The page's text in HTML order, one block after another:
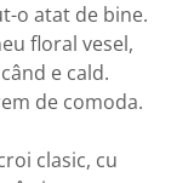
o atat de bine.
floral vesel,
e cald.
de comoda.
clasic, cu